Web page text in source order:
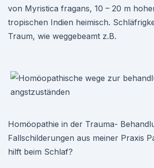
von Myristica fragans, 10 – 20 m
tropischen Indien heimisch.
Traum, wie weggebeamt z.B.
Homöopathie in der Trauma-
Fallschilderungen aus meiner Praxis
hilft beim Schlaf?